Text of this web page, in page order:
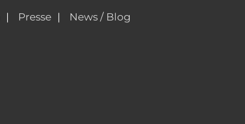
Presse News / Blog